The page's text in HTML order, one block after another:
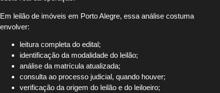
Em leilão de imóveis em Porto Alegre, essa análise costuma
envolver:
leitura completa do edital;
identificação da modalidade do leilão;
análise da matrícula atualizada;
consulta ao processo judicial, quando houver;
verificação da origem do leilão e do leiloeiro;